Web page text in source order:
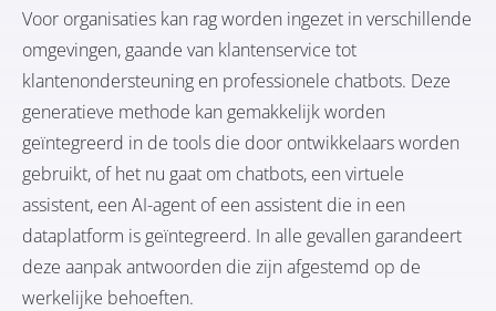
Voor organisaties kan rag worden ingezet in verschillende
omgevingen, gaande van klantenservice tot
klantenondersteuning en professionele chatbots. Deze
generatieve methode kan gemakkelijk worden
geïntegreerd in de tools die door ontwikkelaars worden
gebruikt, of het nu gaat om chatbots, een virtuele
assistent, een AI-agent of een assistent die in een
dataplatform is geïntegreerd. In alle gevallen garandeert
deze aanpak antwoorden die zijn afgestemd op de
werkelijke behoeften.